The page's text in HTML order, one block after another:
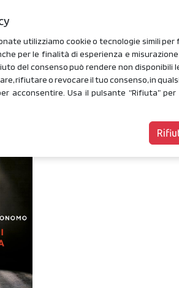
utilizziamo cookie o tecnologie simili per
per le finalità di esperienza e
del consenso può rendere non disponibili
rifiutare o revocare il tuo consenso, in
acconsentire. Usa il pulsante “Rifiuta”